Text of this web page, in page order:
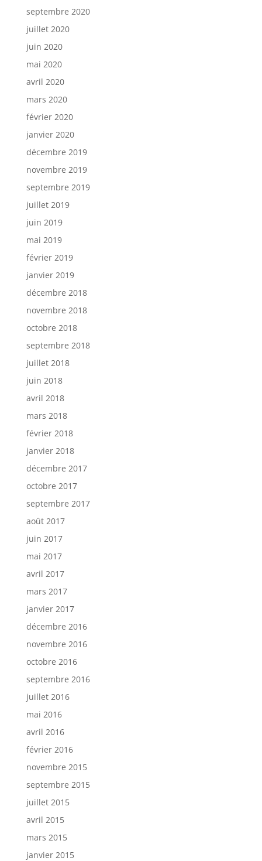
septembre 2020
juillet 2020
juin 2020
mai 2020
avril 2020
mars 2020
février 2020
janvier 2020
décembre 2019
novembre 2019
septembre 2019
juillet 2019
juin 2019
mai 2019
février 2019
janvier 2019
décembre 2018
novembre 2018
octobre 2018
septembre 2018
juillet 2018
juin 2018
avril 2018
mars 2018
février 2018
janvier 2018
décembre 2017
octobre 2017
septembre 2017
août 2017
juin 2017
mai 2017
avril 2017
mars 2017
janvier 2017
décembre 2016
novembre 2016
octobre 2016
septembre 2016
juillet 2016
mai 2016
avril 2016
février 2016
novembre 2015
septembre 2015
juillet 2015
avril 2015
mars 2015
janvier 2015